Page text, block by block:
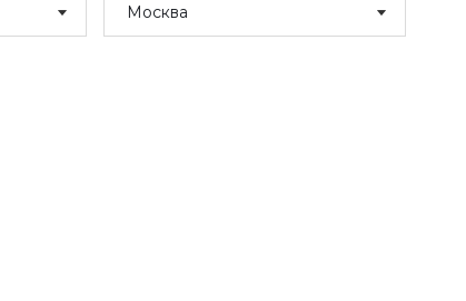
Москва